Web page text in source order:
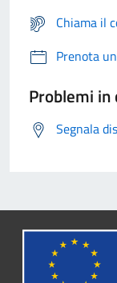
Chiama il
Prenota
Problemi
Segnala